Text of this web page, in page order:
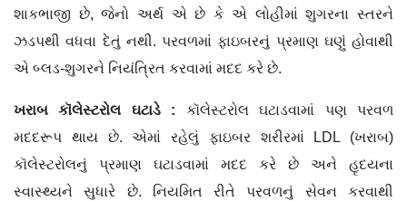
શાકભાજી છે, જેનો અર્થ એ છે કે એ લોહીમાં શુગરના સ્તરને
ઝડપથી વધવા દેતું નથી. પરવળમાં ફાઇબરનું પ્રમાણ ઘણું હોવાથી
એ બ્લડ-શુગરને નિયં​ત્રિત કરવામાં મદદ કરે છે.
ખરાબ કૉલેસ્ટરોલ ઘટાડે: કૉલેસ્ટરોલ ઘટાડવામાં પણ પરવળ
મદદરૂપ થાય છે. એમાં રહેલું ફાઇબર શરીરમાં LDL (ખરાબ)
કૉલેસ્ટરોલનું પ્રમાણ ઘટાડવામાં મદદ કરે છે અને હૃદયના
સ્વાસ્થ્યને સુધારે છે. નિયમિત રીતે પરવળનું સેવન કરવાથી